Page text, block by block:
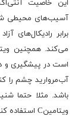
آسیب‌های محیطی
برابر رادیکال‌های
است در پیشگیری و
آب‌مروارید چشم را
باشد. مثلا حتما
ویتامینC استفاده کنید، مدت بیماری‌تان کوتاه‌تر خواهد شد.